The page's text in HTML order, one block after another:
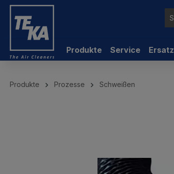
Produkte Service
Produkte Prozesse Schweißen